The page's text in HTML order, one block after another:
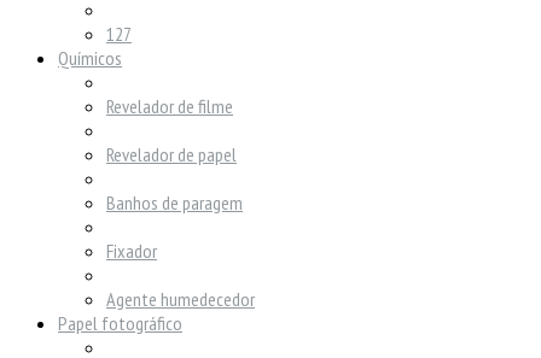
127
Químicos
Revelador de filme
Revelador de papel
Banhos de paragem
Fixador
Agente humedecedor
Papel fotográfico